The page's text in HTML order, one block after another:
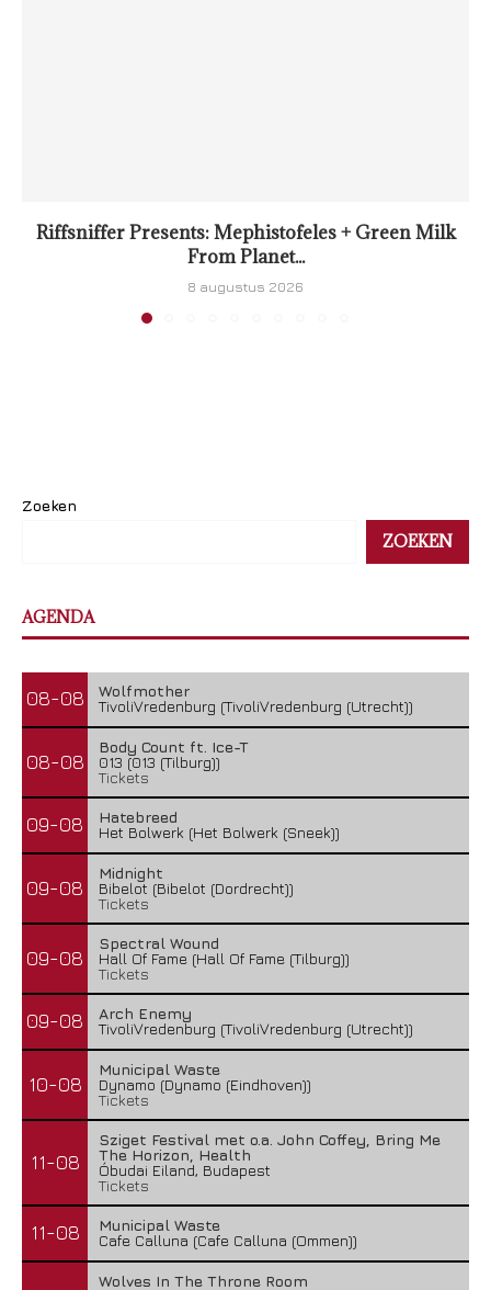
Riffsniffer Presents: Mephistofeles + Green Milk
From Planet...
8 augustus 2026
Zoeken
ZOEKEN
AGENDA
08-08
Wolfmother
TivoliVredenburg (TivoliVredenburg (Utrecht))
08-08
Body Count ft. Ice-T
013 (013 (Tilburg))
Tickets
09-08
Hatebreed
Het Bolwerk (Het Bolwerk (Sneek))
09-08
Midnight
Bibelot (Bibelot (Dordrecht))
Tickets
09-08
Spectral Wound
Hall Of Fame (Hall Of Fame (Tilburg))
Tickets
09-08
Arch Enemy
TivoliVredenburg (TivoliVredenburg (Utrecht))
10-08
Municipal Waste
Dynamo (Dynamo (Eindhoven))
Tickets
11-08
Sziget Festival met o.a. John Coffey, Bring Me
The Horizon, Health
Óbudai Eiland, Budapest
Tickets
11-08
Municipal Waste
Cafe Calluna (Cafe Calluna (Ommen))
Wolves In The Throne Room